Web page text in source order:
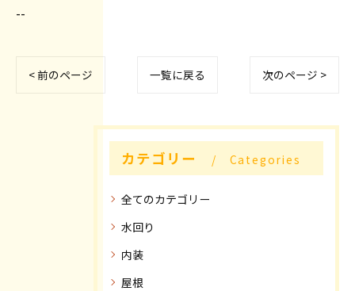
--
< 前のページ 一覧に戻る 次のページ >
カテゴリー Categories
全てのカテゴリー
水回り
内装
屋根